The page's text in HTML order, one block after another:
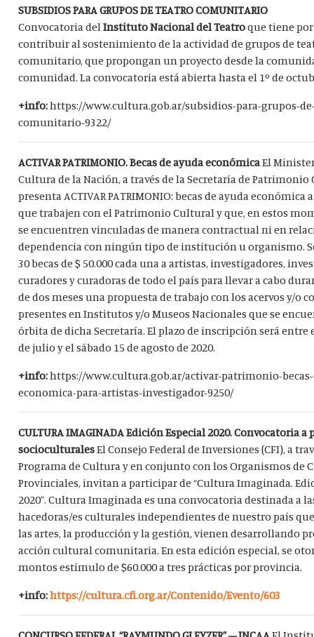
SUBSIDIOS PARA GRUPOS DE TEATRO COMUNITARIO
Convocatoria delInstituto Nacional del Teatroque tiene
contribuir al sostenimiento de la actividad de grupos de
comunitario, que propongan un proyecto desde la
comunidad. La convocatoria está abierta hasta el 1º de
+info:https://www.cultura.gob.ar/subsidios-para-grupos-
comunitario-9322/
ACTIVAR PATRIMONIO. Becas de ayuda económicaEl
Cultura de la Nación, a través de la Secretaría de
presenta ACTIVAR PATRIMONIO: becas de ayuda económica
que trabajen con el Patrimonio Cultural y que, en estos
se encuentren vinculadas de manera contractual ni en
dependencia con ningún tipo de institución u organismo.
30 becas de $ 50.000 cada una a artistas, investigadores,
curadores y curadoras de todo el país para llevar a cabo
de dos meses una propuesta de trabajo con los acervos y/o
presentes en Institutos y/o Museos Nacionales que se
órbita de dicha Secretaría. El plazo de inscripción será entre
de julio y el sábado 15 de agosto de 2020.
+info:https://www.cultura.gob.ar/activar-patrimonio-
economica-para-artistas-investigador-9250/
CULTURA IMAGINADA Edición Especial 2020. Convocatoria a
socioculturalesEl Consejo Federal de Inversiones (CFI), a
Programa de Cultura y en conjunto con los Organismos de
Provinciales, invitan a participar de “Cultura Imaginada.
2020”. Cultura Imaginada es una convocatoria destinada a
hacedoras/es culturales independientes de nuestro país
las artes, la producción y la gestión, vienen desarrollando
acción cultural comunitaria. En esta edición especial, se
montos estímulo de $60.000 a tres prácticas por provincia.
+info:https://cultura.cfi.org.ar/Contenido/Evento/603